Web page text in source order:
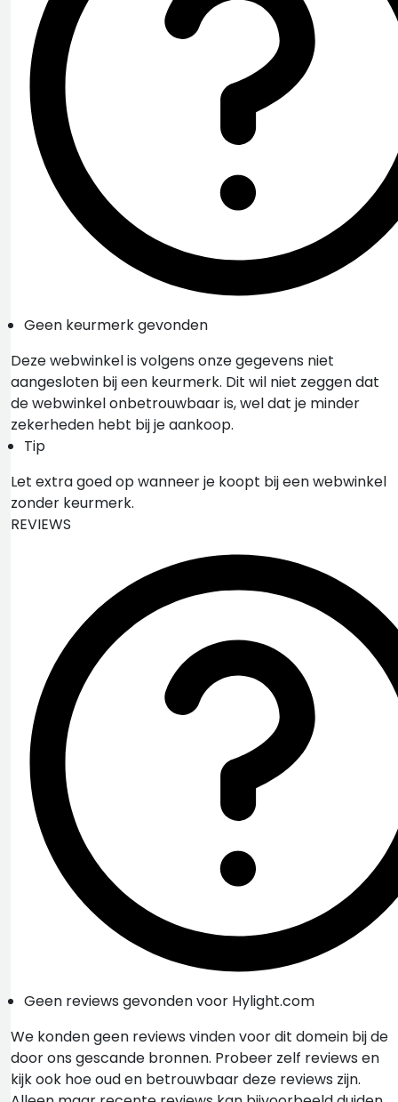
Geen keurmerk gevonden
Deze webwinkel is volgens onze gegevens niet
aangesloten bij een keurmerk. Dit wil niet zeggen dat
de webwinkel onbetrouwbaar is, wel dat je minder
zekerheden hebt bij je aankoop.
Tip
Let extra goed op wanneer je koopt bij een webwinkel
zonder keurmerk.
REVIEWS
Geen reviews gevonden voor Hylight.com
We konden geen reviews vinden voor dit domein bij de
door ons gescande bronnen. Probeer zelf reviews en
kijk ook hoe oud en betrouwbaar deze reviews zijn.